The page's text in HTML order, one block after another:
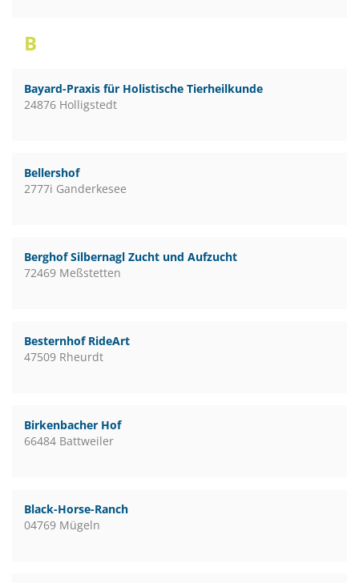
B
Bayard-Praxis für Holistische Tierheilkunde
24876 Holligstedt
Bellershof
2777i Ganderkesee
Berghof Silbernagl Zucht und Aufzucht
72469 Meßstetten
Besternhof RideArt
47509 Rheurdt
Birkenbacher Hof
66484 Battweiler
Black-Horse-Ranch
04769 Mügeln